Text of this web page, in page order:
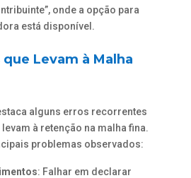
onde a opção para
está disponível.
Levam à Malha
alguns erros recorrentes
à retenção na malha fina.
problemas observados:
: Falhar em declarar